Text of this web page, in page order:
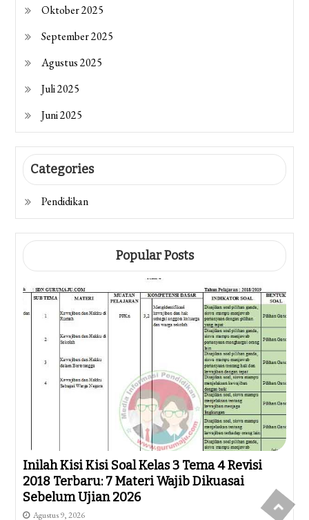
Oktober 2025
September 2025
Agustus 2025
Juli 2025
Juni 2025
Categories
Pendidikan
Popular Posts
Inilah Kisi Kisi Soal Kelas 3 Tema 4 Revisi
2018 Terbaru: 7 Materi Wajib Dikuasai
Sebelum Ujian 2026
Agustus 9, 2026